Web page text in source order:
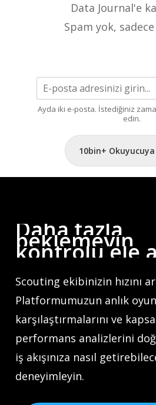
Data Journal'e
Spam yok,
Ayda iki e-posta. İstediğiniz
edin.
10bin+ Okuyucuya
Dahafazla
beklemeyin,
kontrolü ele
Scouting ekibinizin hızını
Platformumuzun anlık
karşılaştırmalarını ve
performans analizlerini
iş akışınıza nasıl
deneyimleyin.